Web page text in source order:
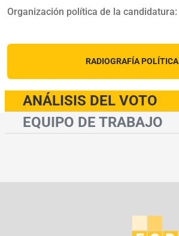
Organización política de la candidatura:
RADIOGRAFÍA POLÍTICA
ANÁLISIS DEL VOTO
EQUIPO DE TRABAJO